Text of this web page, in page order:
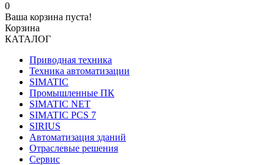
0
Ваша корзина пуста!
Корзина
КАТАЛОГ
Приводная техника
Техника автоматизации
SIMATIC
Промышленные ПК
SIMATIC NET
SIMATIC PCS 7
SIRIUS
Автоматизация зданий
Отраслевые решения
Сервис